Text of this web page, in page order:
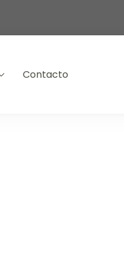
Contacto